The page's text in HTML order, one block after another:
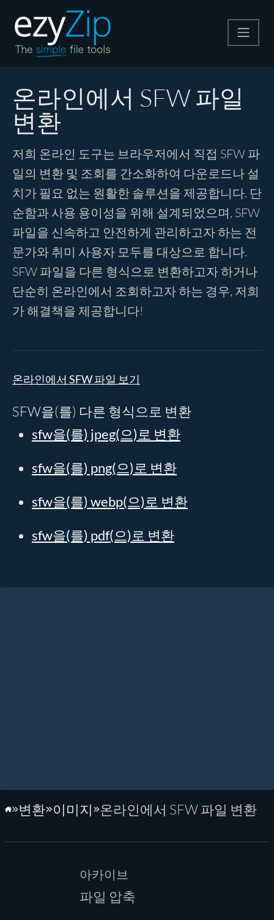
압축 해제
변환
기타 도구
온라인에서 SFW 파일
변환
저희 온라인 도구는 브라우저에서 직접 SFW 파
일의 변환 및 조회를 간소화하여 다운로드나 설
치가 필요 없는 원활한 솔루션을 제공합니다. 단
순함과 사용 용이성을 위해 설계되었으며, SFW
파일을 신속하고 안전하게 관리하고자 하는 전
문가와 취미 사용자 모두를 대상으로 합니다.
SFW 파일을 다른 형식으로 변환하고자 하거나
단순히 온라인에서 조회하고자 하는 경우, 저희
가 해결책을 제공합니다!
온라인에서 SFW 파일 보기
SFW을(를) 다른 형식으로 변환
sfw을(를) jpeg(으)로 변환
sfw을(를) png(으)로 변환
sfw을(를) webp(으)로 변환
sfw을(를) pdf(으)로 변환
홈페이지
변환 이미지 온라인에서 SFW 파일 변환
아카이브
파일 압축